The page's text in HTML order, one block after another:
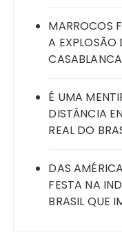
MARROCOS
A EXPLOSÃO
É UMA
DISTÂNCIA
REAL DO
DAS
FESTA NA
BRASIL QUE